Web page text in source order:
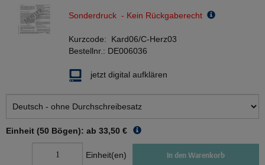
Sonderdruck - Kein Rückgaberecht
Kurzcode: Kard06/C-Herz03
Bestellnr.: DE006036
jetzt digital aufklären
Einheit (50 Bögen): ab 33,50 €
Einheit(en) In den Warenkorb